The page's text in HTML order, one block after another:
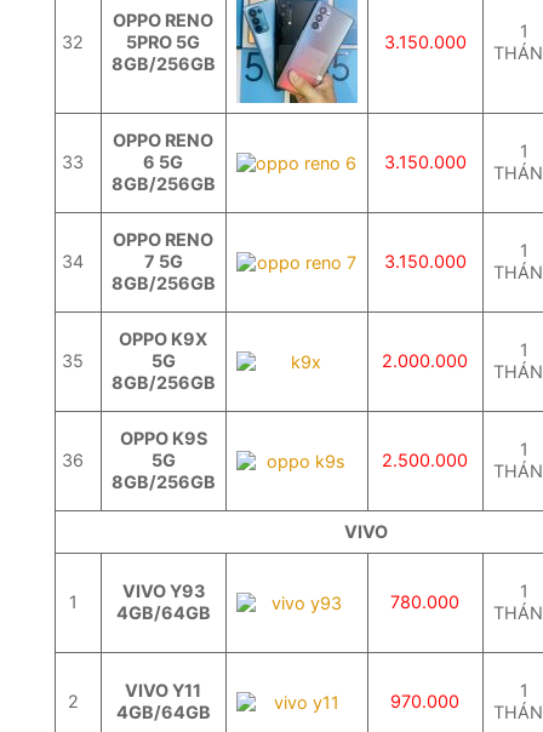
32
OPPO RENO
5PRO 5G
8GB/256GB
3.150.000
1
33
OPPO RENO
6 5G
8GB/256GB
3.150.000
1
34
OPPO RENO
7 5G
8GB/256GB
3.150.000
1
35
OPPO K9X
5G
8GB/256GB
2.000.000
1
36
OPPO K9S
5G
8GB/256GB
2.500.000
1
VIVO
1
VIVO Y93
4GB/64GB
780.000
1
2
VIVO Y11
4GB/64GB
970.000
1